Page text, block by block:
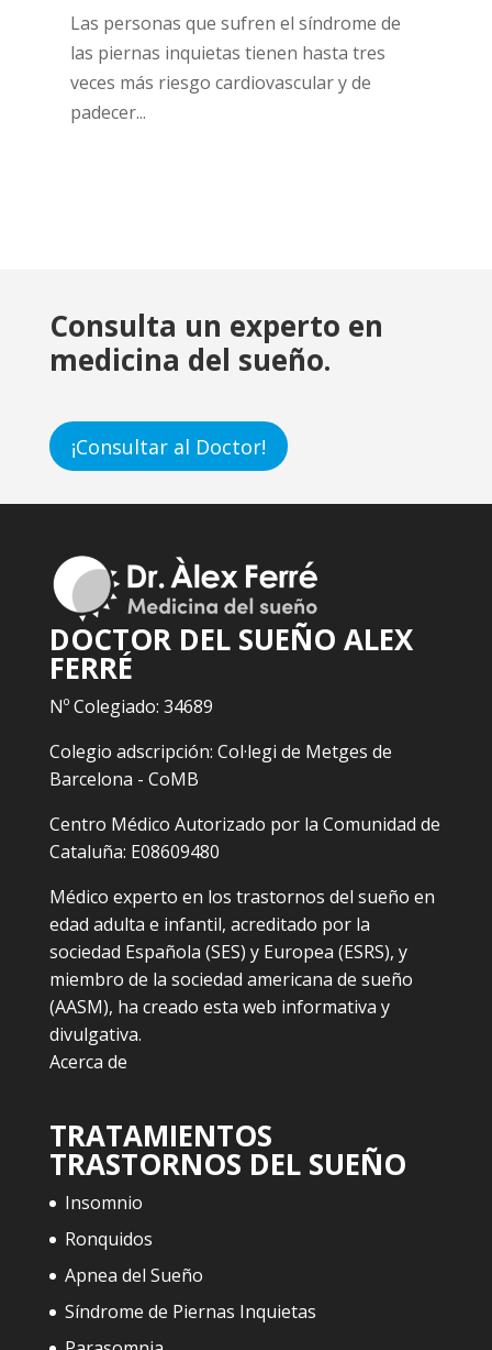
Las personas que sufren el síndrome de
las piernas inquietas tienen hasta tres
veces más riesgo cardiovascular y de
padecer...
Consulta un experto en
medicina del sueño.
¡Consultar al Doctor!
DOCTOR DEL SUEÑO ALEX
FERRÉ
Nº Colegiado: 34689
Colegio adscripción: Col·legi de Metges de
Barcelona - CoMB
Centro Médico Autorizado por la Comunidad de
Cataluña: E08609480
Médico experto en los trastornos del sueño en
edad adulta e infantil, acreditado por la
sociedad Española (SES) y Europea (ESRS), y
miembro de la sociedad americana de sueño
(AASM), ha creado esta web informativa y
divulgativa.
Acerca de
TRATAMIENTOS
TRASTORNOS DEL SUEÑO
Insomnio
Ronquidos
Apnea del Sueño
Síndrome de Piernas Inquietas